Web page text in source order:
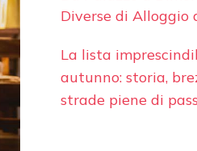
Diverse di Alloggio
La lista
autunno: storia,
strade piene di